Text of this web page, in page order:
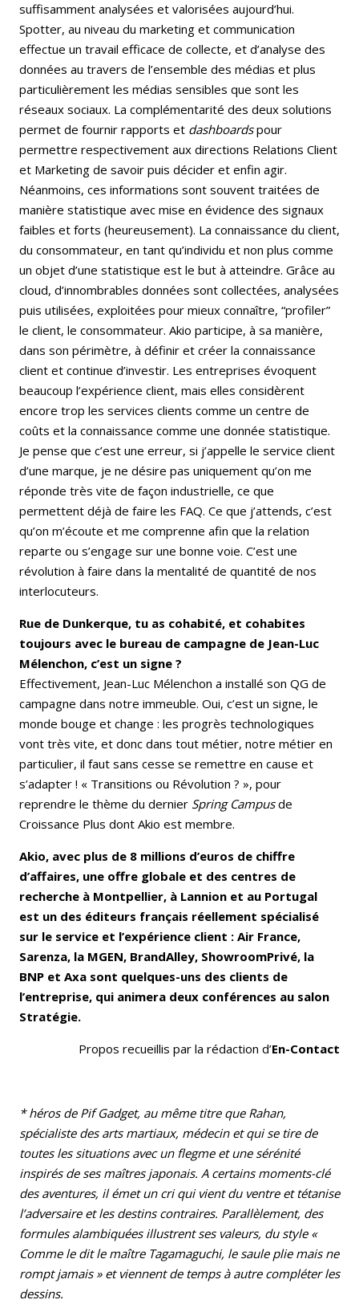
suffisamment analysées et valorisées aujourd’hui.
Spotter, au niveau du marketing et communication
effectue un travail efficace de collecte, et d’analyse des
données au travers de l’ensemble des médias et plus
particulièrement les médias sensibles que sont les
réseaux sociaux. La complémentarité des deux solutions
permet de fournir rapports et dashboardspour
permettre respectivement aux directions Relations Client
et Marketing de savoir puis décider et enfin agir.
Néanmoins, ces informations sont souvent traitées de
manière statistique avec mise en évidence des signaux
faibles et forts (heureusement). La connaissance du client,
du consommateur, en tant qu’individu et non plus comme
un objet d’une statistique est le but à atteindre. Grâce au
cloud, d’innombrables données sont collectées, analysées
puis utilisées, exploitées pour mieux connaître, “profiler”
le client, le consommateur. Akio participe, à sa manière,
dans son périmètre, à définir et créer la connaissance
client et continue d’investir. Les entreprises évoquent
beaucoup l’expérience client, mais elles considèrent
encore trop les services clients comme un centre de
coûts et la connaissance comme une donnée statistique.
Je pense que c’est une erreur, si j’appelle le service client
d’une marque, je ne désire pas uniquement qu’on me
réponde très vite de façon industrielle, ce que
permettent déjà de faire les FAQ. Ce que j’attends, c’est
qu’on m’écoute et me comprenne afin que la relation
reparte ou s’engage sur une bonne voie. C’est une
révolution à faire dans la mentalité de quantité de nos
interlocuteurs.
Rue de Dunkerque, tu as cohabité, et cohabites
toujours avec le bureau de campagne de Jean-Luc
Mélenchon, c’est un signe ?
Effectivement, Jean-Luc Mélenchon a installé son QG de
campagne dans notre immeuble. Oui, c’est un signe, le
monde bouge et change : les progrès technologiques
vont très vite, et donc dans tout métier, notre métier en
particulier, il faut sans cesse se remettre en cause et
s’adapter ! « Transitions ou Révolution ? », pour
reprendre le thème du dernier Spring Campusde
Croissance Plus dont Akio est membre.
Akio, avec plus de 8 millions d’euros de chiffre
d’affaires, une offre globale et des centres de
recherche à Montpellier, à Lannion et au Portugal
est un des éditeurs français réellement spécialisé
sur le service et l’expérience client : Air France,
Sarenza, la MGEN, BrandAlley, ShowroomPrivé, la
BNP et Axa sont quelques-uns des clients de
l’entreprise, qui animera deux conférences au salon
Stratégie.
Propos recueillis par la rédaction d’En-Contact
* héros de Pif Gadget, au même titre que Rahan,
spécialiste des arts martiaux, médecin et qui se tire de
toutes les situations avec un flegme et une sérénité
inspirés de ses maîtres japonais. A certains moments-clé
des aventures, il émet un cri qui vient du ventre et tétanise
l’adversaire et les destins contraires. Parallèlement, des
formules alambiquées illustrent ses valeurs, du style «
Comme le dit le maître Tagamaguchi, le saule plie mais ne
rompt jamais » et viennent de temps à autre compléter les
dessins.